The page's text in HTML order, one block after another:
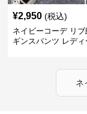
¥2,950 (税込)
ネイビーコーデ リ
ギンスパンツ レデ
ネ